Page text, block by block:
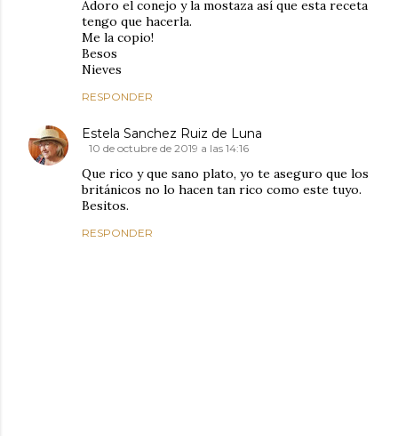
Adoro el conejo y la mostaza así que esta receta
tengo que hacerla.
Me la copio!
Besos
Nieves
RESPONDER
Estela Sanchez Ruiz de Luna
10 de octubre de 2019 a las 14:16
Que rico y que sano plato, yo te aseguro que los
británicos no lo hacen tan rico como este tuyo.
Besitos.
RESPONDER